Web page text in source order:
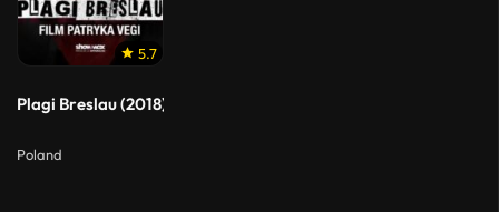
5.7
Plagi Breslau (2018) สังเวยมลทินเลือด
Poland